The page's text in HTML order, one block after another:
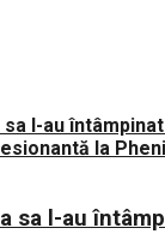
sa l-au